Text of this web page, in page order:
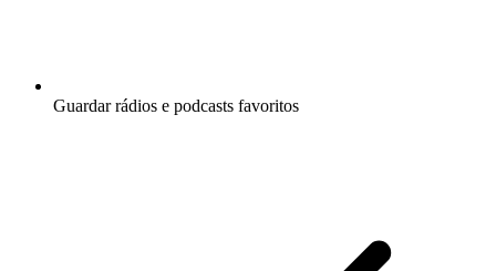
Guardar rádios e podcasts favoritos